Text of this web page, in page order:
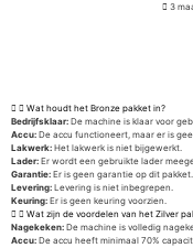
3
Wat houdt het Bronze pakket in?
Bedrijfsklaar: De machine is klaar voor
Accu: De accu functioneert, maar er is
Lakwerk: Het lakwerk is niet bijgewerkt.
Lader: Er wordt een gebruikte lader
Garantie: Er is geen garantie op dit pakket.
Levering: Levering is niet inbegrepen.
Keuring: Er is geen keuring voorzien.
Wat zijn de voordelen van het Zilver
Nagekeken: De machine is volledig
Accu: De accu heeft minimaal 70%